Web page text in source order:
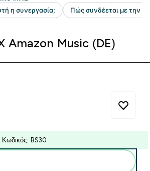
Amazon Music (DE)
Κωδικός: BS30